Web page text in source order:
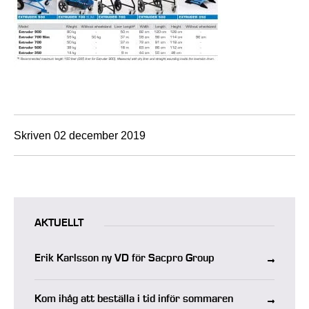
Skriven 02 december 2019
AKTUELLT
Erik Karlsson ny VD för Sacpro Group
Kom ihåg att beställa i tid inför sommaren